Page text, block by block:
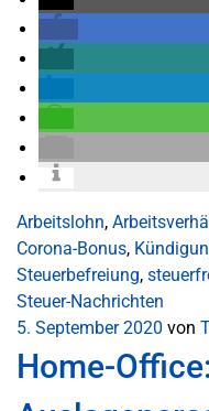
Arbeitslohn,
Corona-Bonus,
Steuerbefreiung,
Steuer-Nachrichten
5. September 2020 von
Home-